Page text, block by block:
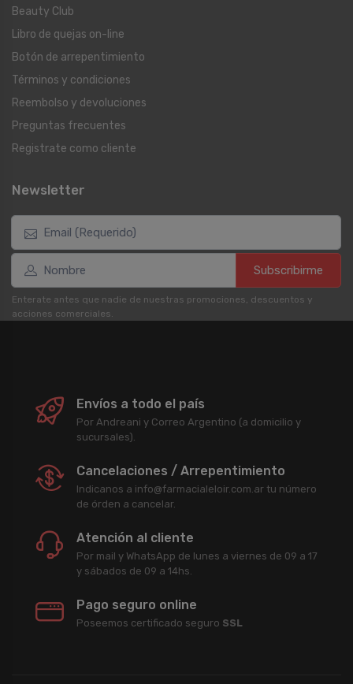
Beauty Club
Libro de quejas on-line
Botón de arrepentimiento
Términos y condiciones
Reembolso y devoluciones
Preguntas frecuentes
Registrate como cliente
Newsletter
Subscribirme
Enterate antes que nadie de nuestras promociones, descuentos y
acciones comerciales.
Envíos a todo el país
Por Andreani y Correo Argentino (a domicilio y
sucursales).
Cancelaciones / Arrepentimiento
Indicanos a info@farmacialeloir.com.ar tu número
de órden a cancelar.
Atención al cliente
Por mail y WhatsApp de lunes a viernes de 09 a 17
y sábados de 09 a 14hs.
Pago seguro online
Poseemos certificado seguro SSL